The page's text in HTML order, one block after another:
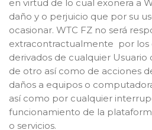
en virtud de lo cual exonera a
daño y o perjuicio que por su
ocasionar. WTC FZ no será
extracontractualmente por los
derivados de cualquier
de otro así como de acciones
daños a equipos o
así como por cualquier
funcionamiento de la
o servicios.